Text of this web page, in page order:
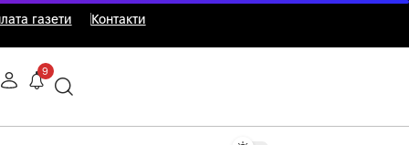
газети Контакти
9